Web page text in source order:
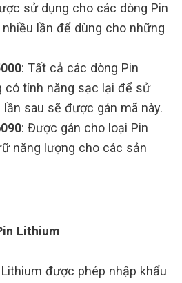
sử dụng cho các dòng Pin
lần để dùng cho những
: Tất cả các dòng Pin
có tính năng sạc lại để sử
sau sẽ được gán mã này.
: Được gán cho loại Pin
năng lượng cho các sản
Lithium
được phép nhập khẩu